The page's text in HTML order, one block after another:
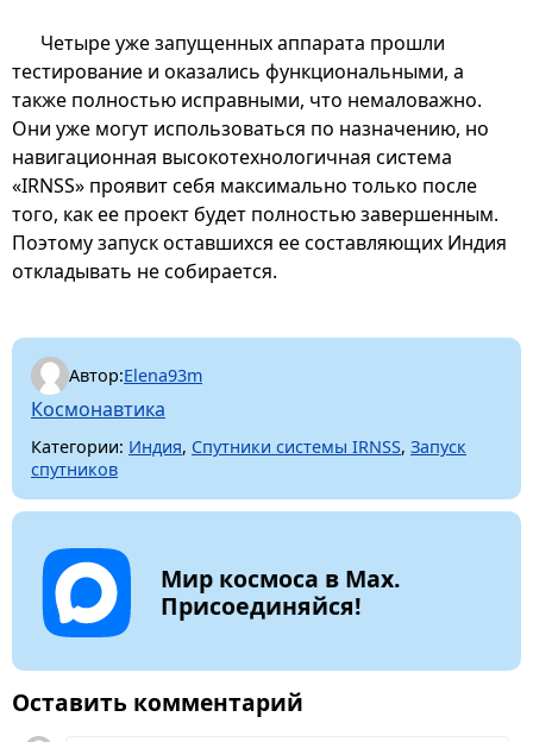
Четыре уже запущенных аппарата прошли
тестирование и оказались функциональными, а
также полностью исправными, что немаловажно.
Они уже могут использоваться по назначению, но
навигационная высокотехнологичная система
«IRNSS» проявит себя максимально только после
того, как ее проект будет полностью завершенным.
Поэтому запуск оставшихся ее составляющих Индия
откладывать не собирается.
Автор:Elena93m
Космонавтика
Категории: Индия, Спутники системы IRNSS, Запуск
спутников
Мир космоса в Max.
Присоединяйся!
Оставить комментарий